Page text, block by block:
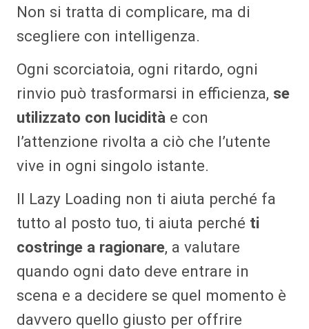
Non si tratta di complicare, ma di
scegliere con intelligenza.
Ogni scorciatoia, ogni ritardo, ogni
rinvio può trasformarsi in efficienza, se
utilizzato con lucidità e con
l’attenzione rivolta a ciò che l’utente
vive in ogni singolo istante.
Il Lazy Loading non ti aiuta perché fa
tutto al posto tuo, ti aiuta perché ti
costringe a ragionare, a valutare
quando ogni dato deve entrare in
scena e a decidere se quel momento è
davvero quello giusto per offrire